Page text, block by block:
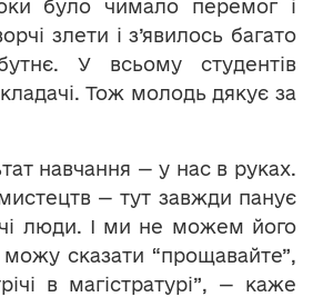
було чимало перемог і
злети і з’явилось багато
У всьому студентів
Тож молодь дякує за
навчання — у нас в руках.
— тут завжди панує
люди. І ми не можем його
сказати “прощавайте”,
в магістратурі”, — каже